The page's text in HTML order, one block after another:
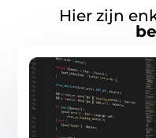
Hier zijn